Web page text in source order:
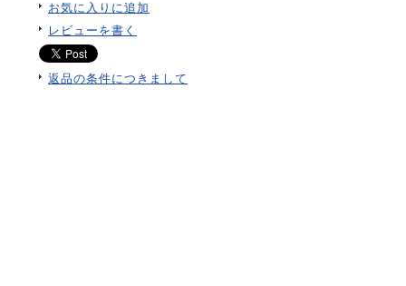
お気に入りに追加
レビューを書く
返品の条件につきまして